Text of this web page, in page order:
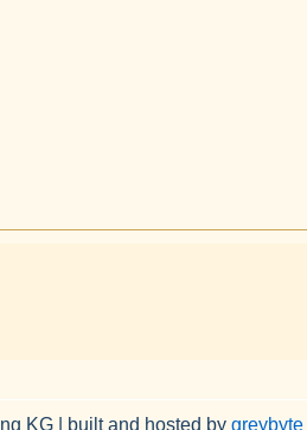
KG | built and hosted by greybyte